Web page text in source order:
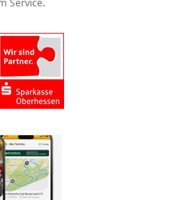
Service.